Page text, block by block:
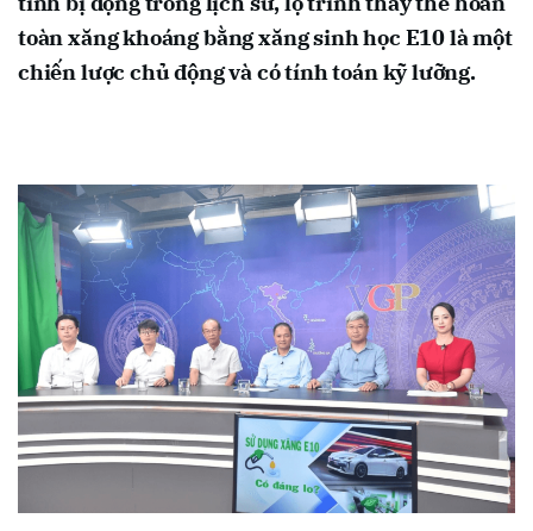
toàn xăng khoáng bằng xăng sinh học E10 là một
chiến lược chủ động và có tính toán kỹ lưỡng.